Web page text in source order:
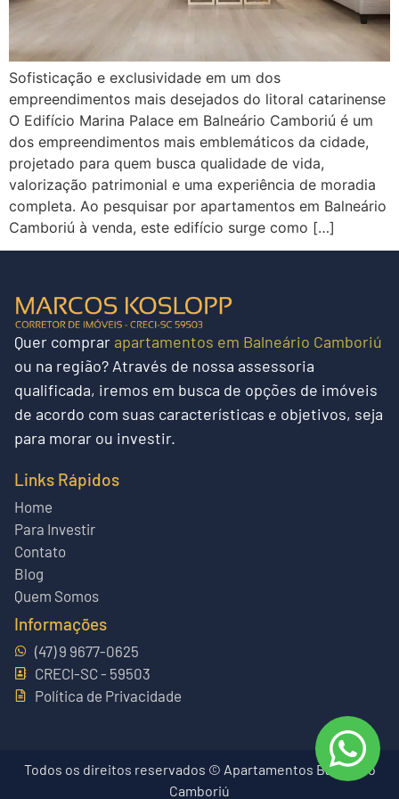
Sofisticação e exclusividade em um dos
empreendimentos mais desejados do litoral catarinense
O Edifício Marina Palace em Balneário Camboriú é um
dos empreendimentos mais emblemáticos da cidade,
projetado para quem busca qualidade de vida,
valorização patrimonial e uma experiência de moradia
completa. Ao pesquisar por apartamentos em Balneário
Camboriú à venda, este edifício surge como […]
Quer comprar apartamentos em Balneário Camboriú
ou na região? Através de nossa assessoria
qualificada, iremos em busca de opções de imóveis
de acordo com suas características e objetivos, seja
para morar ou investir.
Links Rápidos
Home
Para Investir
Contato
Blog
Quem Somos
Informações
(47) 9 9677-0625
CRECI-SC - 59503
Política de Privacidade
Todos os direitos reservados © Apartamentos Balneário
Camboriú